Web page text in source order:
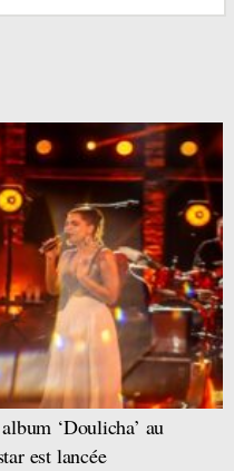
‘Doulicha’ au
est lancée